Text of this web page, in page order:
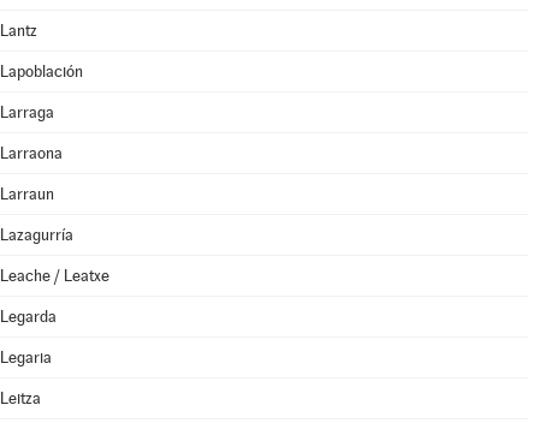
Lantz
Lapoblación
Larraga
Larraona
Larraun
Lazagurría
Leache / Leatxe
Legarda
Legaria
Leitza